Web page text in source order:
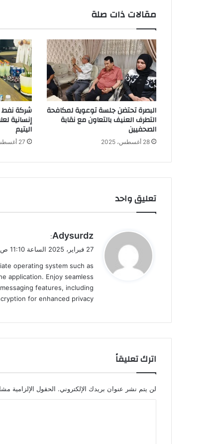
مقالات ذات صلة
البصرة تحتضن جلسة توعوية لمكافحة
التطرف العنيف بالتعاون مع نقابة
الصحفيين
28 أغسطس، 2025
شركة نفط
إنسانية
اليتيم
27 أغسطس، 2025
تعليق واحد
ي
ق
ل
Adysurdz
:
27 فبراير، 2025 الساعة 11:10 ص
operating system such as
application. Enjoy seamless
features, including
for enhanced privacy.
اترك تعليقاً
لن يتم نشر عنوان بريدك الإلكتروني. الحقول الإلزامية